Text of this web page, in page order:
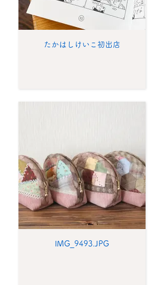
たかはしけいこ初出店
IMG_9493.JPG